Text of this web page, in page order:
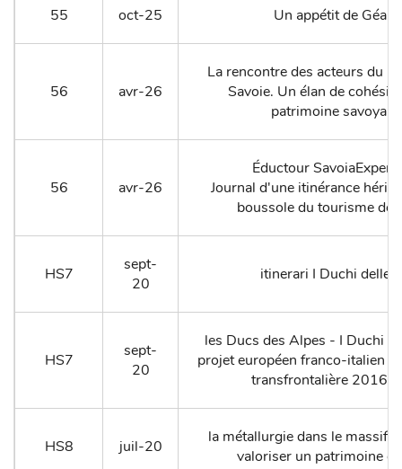
55 oct-25 Un appétit de
56 avr-26
La rencontre des acteurs du
Savoie. Un élan de
patrimoine savoyard
56 avr-26
Éductour
Journal d'une itinérance
boussole du tourisme de
HS7
sept-
20
itinerari I Duchi delle
HS7
sept-
20
les Ducs des Alpes - I Duchi
projet européen franco-italien
transfrontalière 2016-
HS8 juil-20
la métallurgie dans le massif
valoriser un patrimoine